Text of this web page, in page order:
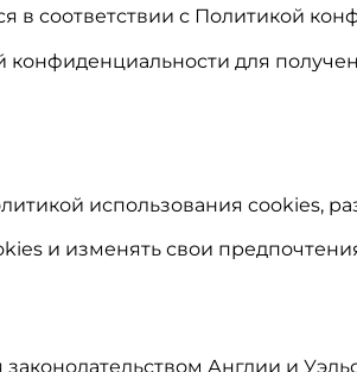
в соответствии с Политикой
конфиденциальности для
использования cookies,
и изменять свои
Англии и